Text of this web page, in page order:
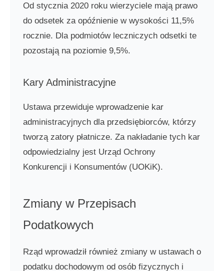
Od stycznia 2020 roku wierzyciele mają prawo
do odsetek za opóźnienie w wysokości 11,5%
rocznie. Dla podmiotów leczniczych odsetki te
pozostają na poziomie 9,5%.
Kary Administracyjne
Ustawa przewiduje wprowadzenie kar
administracyjnych dla przedsiębiorców, którzy
tworzą zatory płatnicze. Za nakładanie tych kar
odpowiedzialny jest Urząd Ochrony
Konkurencji i Konsumentów (UOKiK).
Zmiany w Przepisach
Podatkowych
Rząd wprowadził również zmiany w ustawach o
podatku dochodowym od osób fizycznych i